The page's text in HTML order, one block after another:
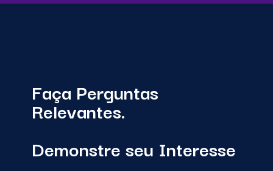
Faça Perguntas
Relevantes.
Demonstre seu Interesse